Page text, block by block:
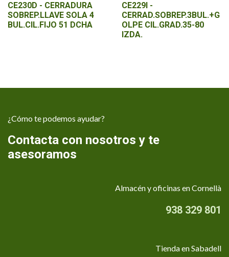
CE230D - CERRADURA
SOBREP.LLAVE SOLA 4
BUL.CIL.FIJO 51 DCHA
CE229I -
CERRAD.SOBREP.3BUL.+G
OLPE CIL.GRAD.35-80
IZDA.
¿Cómo te podemos ayudar?
Contacta con nosotros y te
asesoramos
Almacén y oficinas en Cornellà
938 329 801
Tienda en Sabadell